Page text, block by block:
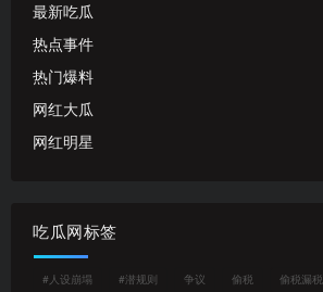
最新吃瓜
热点事件
热门爆料
网红大瓜
网红明星
吃瓜网标签
#人设崩塌 #潜规则 争议 偷税 偷税漏税